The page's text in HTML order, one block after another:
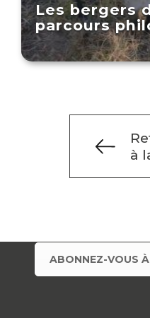
Les bergers
parcours
à
ABONNEZ-VOUS